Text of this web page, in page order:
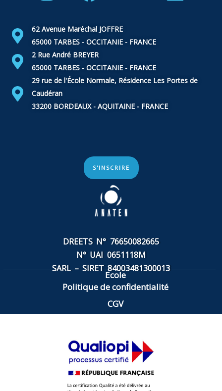
62 Avenue Maréchal JOFFRE
65000 TARBES - OCCITANIE - FRANCE
2 Rue André BREYER
65000 TARBES - OCCITANIE - FRANCE
29 rue de l'École Normale, Résidence Les Portes de
Caudéran
33200 BORDEAUX - AQUITAINE - FRANCE
S'INSCRIRE
DREETS N° 76650082665
N° UAI 0651118M
SARL – SIRET84003481300013
Ecole
Politique de confidentialité
CGV